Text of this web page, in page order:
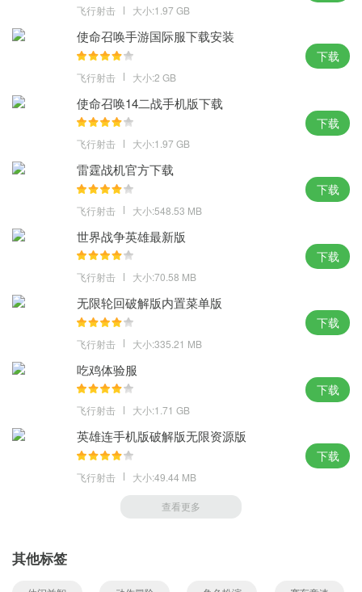
飞行射击 大小:1.97 GB
使命召唤手游国际服下载安装
飞行射击 大小:2 GB
下载
使命召唤14二战手机版下载
飞行射击 大小:1.97 GB
下载
雷霆战机官方下载
飞行射击 大小:548.53 MB
下载
世界战争英雄最新版
飞行射击 大小:70.58 MB
下载
无限轮回破解版内置菜单版
飞行射击 大小:335.21 MB
下载
吃鸡体验服
飞行射击 大小:1.71 GB
下载
英雄连手机版破解版无限资源版
飞行射击 大小:49.44 MB
下载
查看更多
其他标签